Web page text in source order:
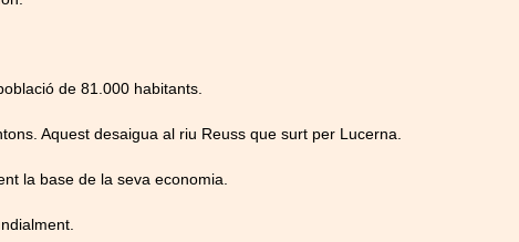
de 81.000 habitants.
Aquest desaigua al riu Reuss que surt per Lucerna.
la base de la seva economia.